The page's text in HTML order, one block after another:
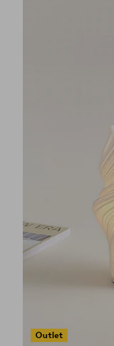
Outlet